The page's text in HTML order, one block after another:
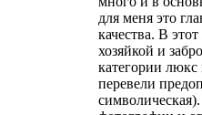
для меня это
качества. В
хозяйкой и
категории люкс
перевели